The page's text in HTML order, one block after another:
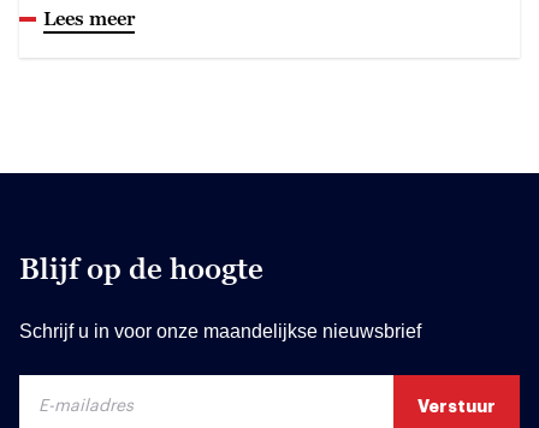
Lees meer
Blijf op de hoogte
Schrijf u in voor onze maandelijkse nieuwsbrief